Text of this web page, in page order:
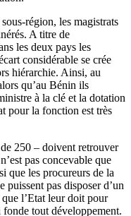
région, les magistrats
A titre de
les deux pays les
considérable se crée
hiérarchie. Ainsi, au
qu’au Bénin ils
à la clé et la dotation
pour la fonction est très
250 – doivent retrouver
pas concevable que
que les procureurs de la
puissent pas disposer d’un
l’Etat leur doit pour
tout développement.